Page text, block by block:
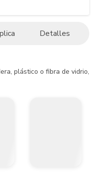
Detalles
plástico o fibra de